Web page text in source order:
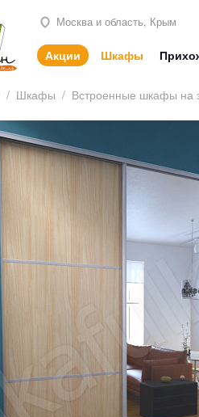
Москва и область, Крым
Акции Шкафы
/ Шкафы / Встроенные шкафы на